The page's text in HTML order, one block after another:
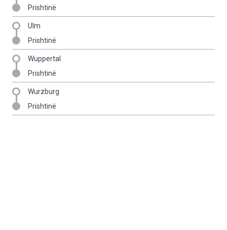
Prishtinë
Ulm
Prishtinë
Wuppertal
Prishtinë
Wurzburg
Prishtinë